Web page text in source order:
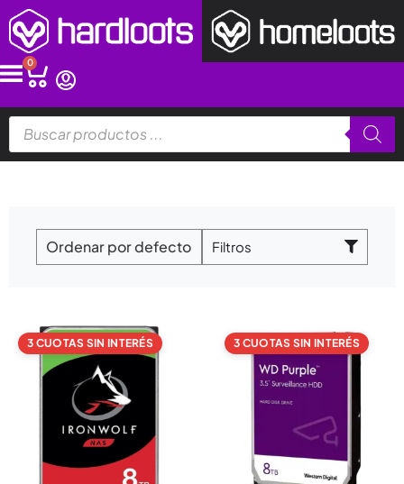
contenido
0
Cart
productos
Filtros
3 CUOTAS SIN INTERÉS 3 CUOTAS SIN INTERÉS